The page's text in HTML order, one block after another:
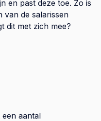
en past deze toe. Zo is
van de salarissen
dit met zich mee?
een aantal